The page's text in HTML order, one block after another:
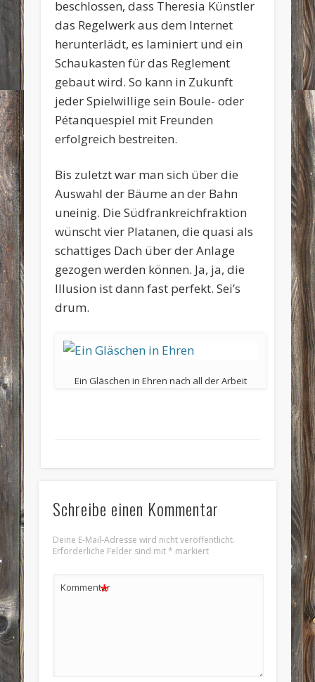
beschlossen, dass Theresia Künstler
das Regelwerk aus dem Internet
herunterlädt, es laminiert und ein
Schaukasten für das Reglement
gebaut wird. So kann in Zukunft
jeder Spielwillige sein Boule- oder
Pétanquespiel mit Freunden
erfolgreich bestreiten.
Bis zuletzt war man sich über die
Auswahl der Bäume an der Bahn
uneinig. Die Südfrankreichfraktion
wünscht vier Platanen, die quasi als
schattiges Dach über der Anlage
gezogen werden können. Ja, ja, die
Illusion ist dann fast perfekt. Sei’s
drum.
Ein Gläschen in Ehren nach all der Arbeit
Schreibe einen Kommentar
Deine E-Mail-Adresse wird nicht veröffentlicht.
Erforderliche Felder sind mit* markiert
Kommentar
*